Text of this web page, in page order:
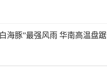
海豚”最强风雨 华南高温盘踞